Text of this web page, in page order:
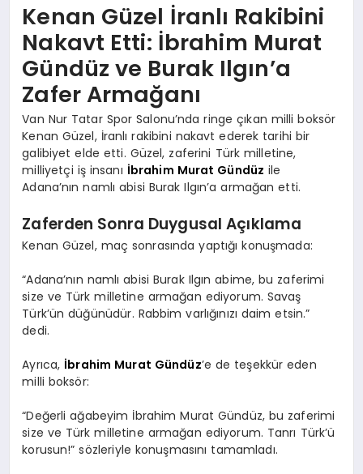
Kenan Güzel İranlı Rakibini
Nakavt Etti: İbrahim Murat
Gündüz ve Burak Ilgın’a
Zafer Armağanı
Van Nur Tatar Spor Salonu’nda ringe çıkan milli boksör
Kenan Güzel, İranlı rakibini nakavt ederek tarihi bir
galibiyet elde etti. Güzel, zaferini Türk milletine,
milliyetçi iş insanı İbrahim Murat Gündüz ile
Adana’nın namlı abisi Burak Ilgın’a armağan etti.
Zaferden Sonra Duygusal Açıklama
Kenan Güzel, maç sonrasında yaptığı konuşmada:
“Adana’nın namlı abisi Burak Ilgın abime, bu zaferimi
size ve Türk milletine armağan ediyorum. Savaş
Türk’ün düğünüdür. Rabbim varlığınızı daim etsin.”
dedi.
Ayrıca, İbrahim Murat Gündüz’e de teşekkür eden
milli boksör:
“Değerli ağabeyim İbrahim Murat Gündüz, bu zaferimi
size ve Türk milletine armağan ediyorum. Tanrı Türk’ü
korusun!” sözleriyle konuşmasını tamamladı.